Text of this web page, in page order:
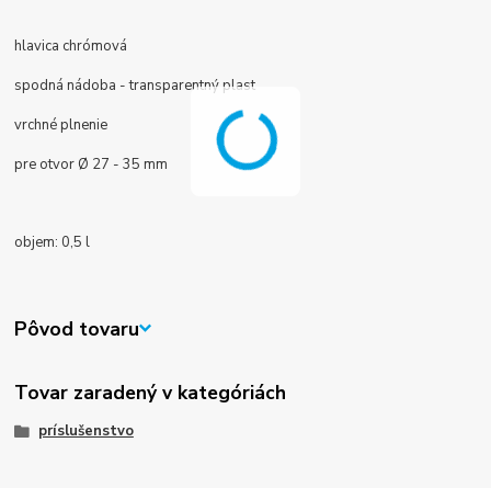
hlavica chrómová
spodná nádoba - transparentný plast
vrchné plnenie
pre otvor Ø 27 - 35 mm
objem: 0,5 l
Pôvod tovaru
Tovar zaradený v kategóriách
príslušenstvo